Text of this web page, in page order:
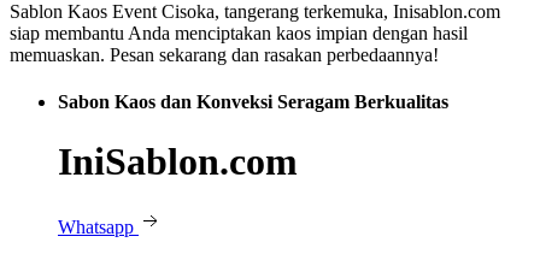
Sablon Kaos Event Cisoka, tangerang terkemuka, Inisablon.com
siap membantu Anda menciptakan kaos impian dengan hasil
memuaskan. Pesan sekarang dan rasakan perbedaannya!
Sabon Kaos dan Konveksi Seragam Berkualitas
IniSablon.com
Whatsapp